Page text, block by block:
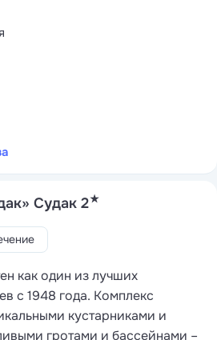
Судак 2★
как один из лучших
с 1948 года. Комплекс
кустарниками и
гротами и бассейнами –